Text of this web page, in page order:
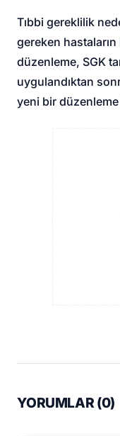
Tıbbi gereklilik
gereken
düzenleme, SGK
uygulandıktan
yeni bir düzenleme
YORUMLAR (0)